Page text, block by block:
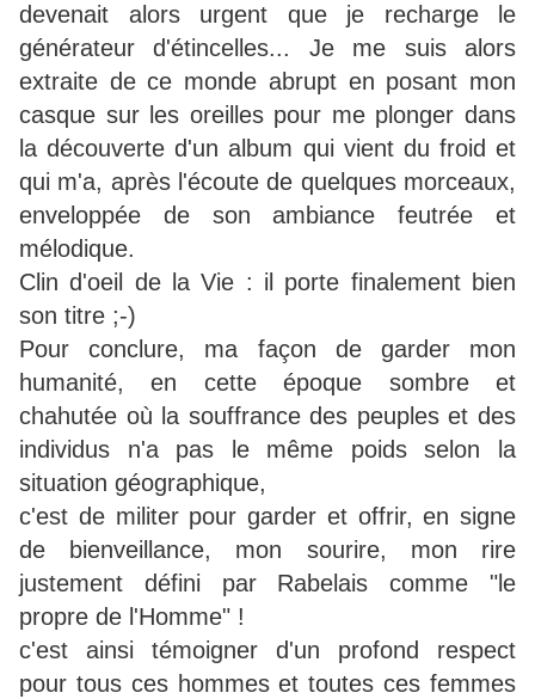
devenait alors urgent que je recharge le
générateur d'étincelles... Je me suis alors
extraite de ce monde abrupt en posant mon
casque sur les oreilles pour me plonger dans
la découverte d'un album qui vient du froid et
qui m'a, après l'écoute de quelques morceaux,
enveloppée de son ambiance feutrée et
mélodique.
Clin d'oeil de la Vie : il porte finalement bien
son titre ;-)
Pour conclure, ma façon de garder mon
humanité, en cette époque sombre et
chahutée où la souffrance des peuples et des
individus n'a pas le même poids selon la
situation géographique,
c'est de militer pour garder et offrir, en signe
de bienveillance, mon sourire, mon rire
justement défini par Rabelais comme "le
propre de l'Homme" !
c'est ainsi témoigner d'un profond respect
pour tous ces hommes et toutes ces femmes